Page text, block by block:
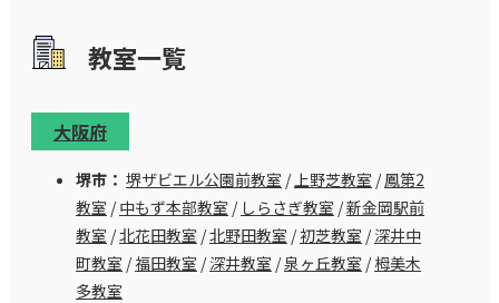
教室⼀覧
大阪府
堺市： 堺ザビエル公園前教室 / 上野芝教室 /鳳第2
教室 /中もず本部教室 / しらさぎ教室 /新金岡駅前
教室 /北花田教室 /北野田教室 /初芝教室 /深井中
町教室 /福田教室 /深井教室 /泉ヶ丘教室 /栂美木
多教室